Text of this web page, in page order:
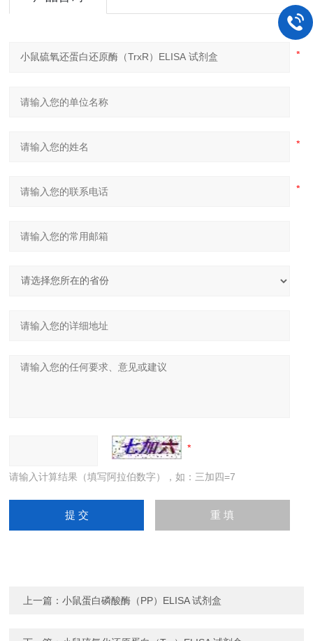
请输入计算结果（填写阿拉伯数字），如：三加四=7
上一篇：小鼠蛋白磷酸酶（PP）ELISA 试剂盒